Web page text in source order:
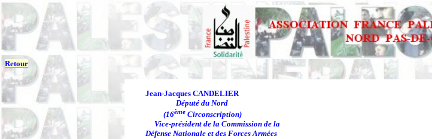
Retour
Jean-Jacques CANDELIER
Député du Nord
(16ème Circonscription)
Vice-président dela Commission de la
Défense Nationale et des Forces Armées